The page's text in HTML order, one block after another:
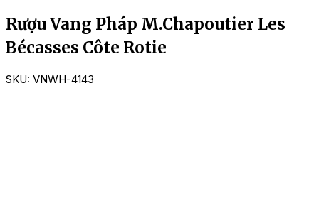
Rượu Vang Pháp M.Chapoutier Les
Bécasses Côte Rotie
SKU: VNWH-4143